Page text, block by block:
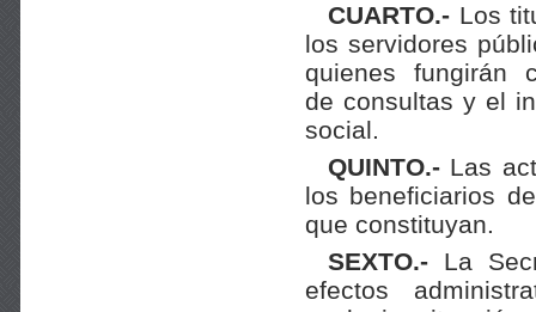
CUARTO.- Los
los servidores
quienes fungirán
de consultas y el
social.
QUINTO.- Las
los beneficiarios
que constituyan.
SEXTO.- La
efectos